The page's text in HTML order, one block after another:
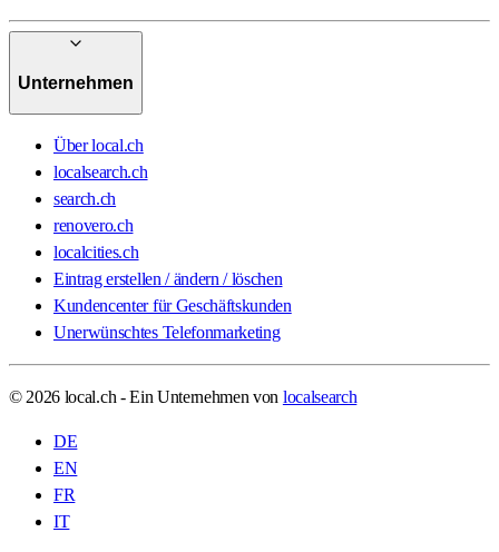
Unternehmen
Über local.ch
localsearch.ch
search.ch
renovero.ch
localcities.ch
Eintrag erstellen / ändern / löschen
Kundencenter für Geschäftskunden
Unerwünschtes Telefonmarketing
© 2026 local.ch - Ein Unternehmen von localsearch
DE
EN
FR
IT